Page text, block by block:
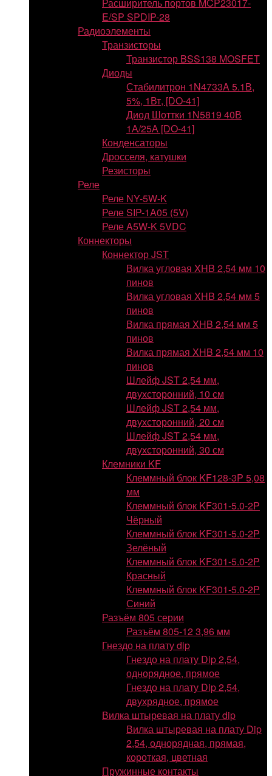
E/SP SPDIP-28
Радиоэлементы
Транзисторы
Транзистор BSS138 MOSFET
Диоды
Стабилитрон 1N4733A 5.1В,
5%, 1Вт, [DO-41]
Диод Шоттки 1N5819 40В
1А/25А [DO-41]
Конденсаторы
Дросселя, катушки
Резисторы
Реле
Реле NY-5W-K
Реле SIP-1A05 (5V)
Реле A5W-K 5VDC
Коннекторы
Коннектор JST
Вилка угловая XHB 2,54 мм 10
пинов
Вилка угловая XHB 2,54 мм 5
пинов
Вилка прямая XHB 2,54 мм 5
пинов
Вилка прямая XHB 2,54 мм 10
пинов
Шлейф JST 2,54 мм,
двухсторонний, 10 см
Шлейф JST 2,54 мм,
двухсторонний, 20 см
Шлейф JST 2,54 мм,
двухсторонний, 30 см
Клемники KF
Клеммный блок KF128-3P 5,08
мм
Клеммный блок KF301-5.0-2P
Чёрный
Клеммный блок KF301-5.0-2P
Зелёный
Клеммный блок KF301-5.0-2P
Красный
Клеммный блок KF301-5.0-2P
Синий
Разъём 805 серии
Разъём 805-12 3,96 мм
Гнездо на плату dip
Гнездо на плату Dip 2,54,
однорядное, прямое
Гнездо на плату Dip 2,54,
двухрядное, прямое
Вилка штыревая на плату dip
Вилка штыревая на плату Dip
2,54, однорядная, прямая,
короткая, цветная
Пружинные контакты